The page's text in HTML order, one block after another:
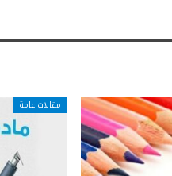
مقالات عامة